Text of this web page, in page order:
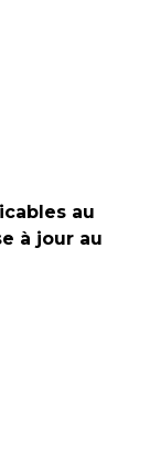
au
à jour au